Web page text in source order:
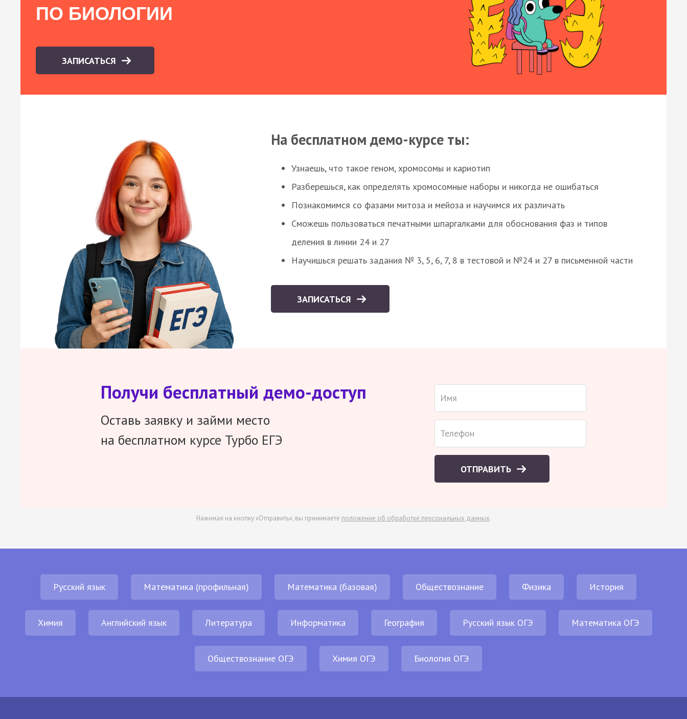
ПО БИОЛОГИИ
ЗАПИСАТЬСЯ
На бесплатном демо-курсе ты:
Узнаешь, что такое геном, хромосомы и кариотип
Разберешься, как определять хромосомные наборы и никогда не ошибаться
Познакомимся со фазами митоза и мейоза и научимся их различать
Сможешь пользоваться печатными шпаргалками для обоснования фаз и типов
деления в линии 24 и 27
Научишься решать задания № 3, 5, 6, 7, 8 в тестовой и №24 и 27 в письменной части
ЗАПИСАТЬСЯ
Получи бесплатный демо-доступ
Оставь заявку и займи место
на бесплатном курсе Турбо ЕГЭ
ОТПРАВИТЬ
Нажимая на кнопку «Отправить», вы принимаете положение об обработке персональных данных.
Русский язык Математика (профильная) Математика (базовая) Обществознание Физика История
Химия Английский язык Литература Информатика География Русский язык ОГЭ Математика ОГЭ
Обществознание ОГЭ Химия ОГЭ Биология ОГЭ